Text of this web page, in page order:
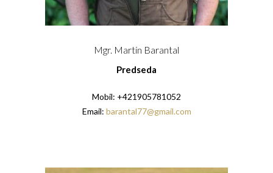
PODMIENKY CHOVNOSTI
OČAKÁVANÉ VRHY NDS V ROKU 2026
Mgr. Martin Barantal
Predseda
Mobil: +421905781052
Email: barantal77@gmail.com